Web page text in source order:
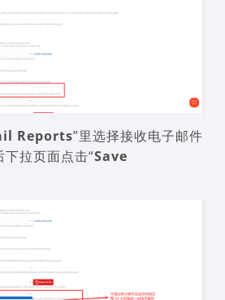
Reports”里选择接收电子邮件
拉页面点击“Save